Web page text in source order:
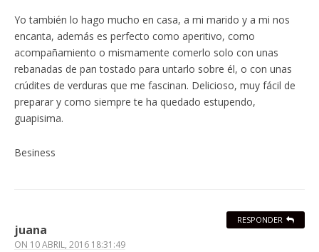
Yo también lo hago mucho en casa, a mi marido y a mi nos
encanta, además es perfecto como aperitivo, como
acompañamiento o mismamente comerlo solo con unas
rebanadas de pan tostado para untarlo sobre él, o con unas
crúdites de verduras que me fascinan. Delicioso, muy fácil de
preparar y como siempre te ha quedado estupendo,
guapisima.
Besiness
juana
ON 10 ABRIL, 2016 18:31:49
RESPONDER